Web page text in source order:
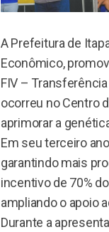
A Prefeitura de
Econômico,
FIV –
ocorreu no Centro
aprimorar a
Em seu terceiro
garantindo mais
incentivo de 70%
ampliando o apoio
Durante a